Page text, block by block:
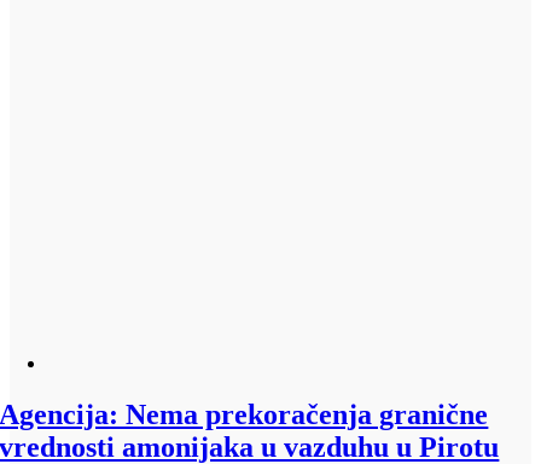
Agencija: Nema prekoračenja granične
vrednosti amonijaka u vazduhu u Pirotu